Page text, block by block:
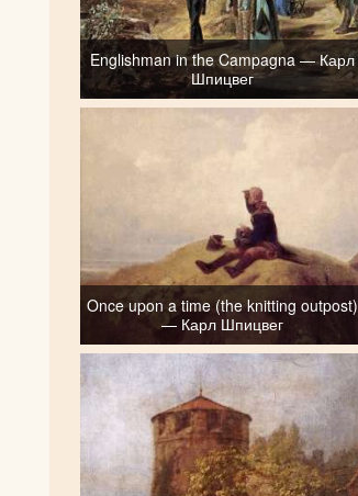
Englishman in the Campagna — Карл
Шпицвег
Once upon a time (the knitting outpost)
— Карл Шпицвег